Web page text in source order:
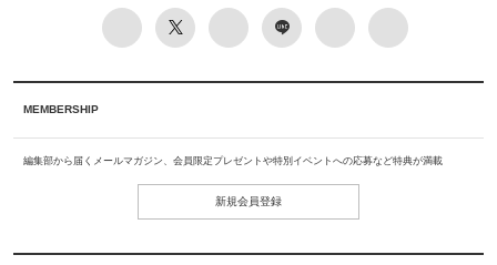
MEMBERSHIP
編集部から届くメールマガジン、会員限定プレゼントや特別イベントへの応募など特典が満載
新規会員登録